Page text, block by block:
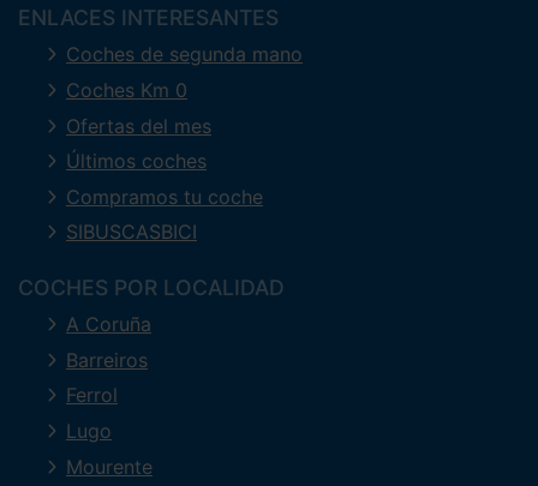
ENLACES INTERESANTES
Coches de segunda mano
Coches Km 0
Ofertas del mes
Últimos coches
Compramos tu coche
SIBUSCASBICI
COCHES POR LOCALIDAD
A Coruña
Barreiros
Ferrol
Lugo
Mourente